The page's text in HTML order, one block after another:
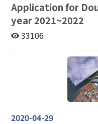
Application for
year 2021~2022
33106
2020-04-29